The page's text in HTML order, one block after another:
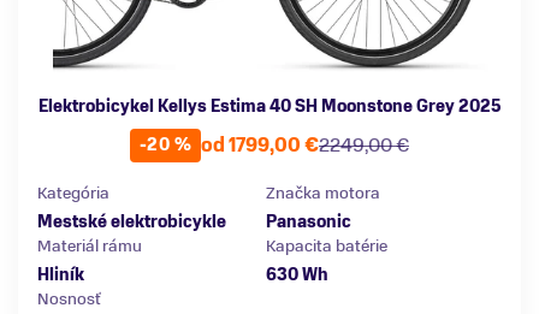
Elektrobicykel Kellys Estima 40 SH Moonstone Grey 2025
-20 %
2249,00 €
od 1799,00 €
Kategória
Mestské elektrobicykle
Značka motora
Panasonic
Materiál rámu
Hliník
Kapacita batérie
630 Wh
Nosnosť